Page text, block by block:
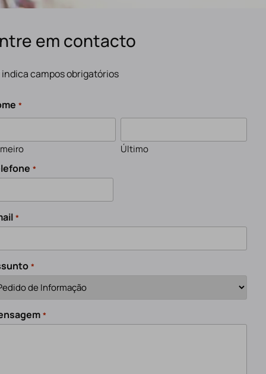
em contacto
indica campos obrigatórios
*
Último
*
*
*
*